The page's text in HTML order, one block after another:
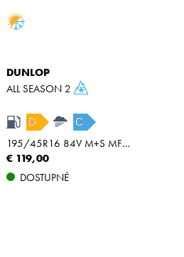
DUNLOP
ALL SEASON 2
D C
195/45R16 84V M+S MFS XL
€ 119,00
DOSTUPNÉ